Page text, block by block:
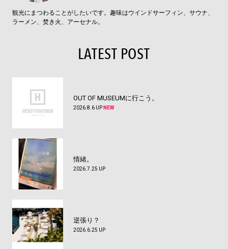
観光にまつわることがしたいです。趣味はウインドサーフィン、サウナ、
ラーメン、焚き火、アーセナル。
LATEST POST
OUT OF MUSEUMに行こう。
2026.8.6 UP NEW
情緒。
2026.7.25 UP
逆張り？
2026.6.25 UP